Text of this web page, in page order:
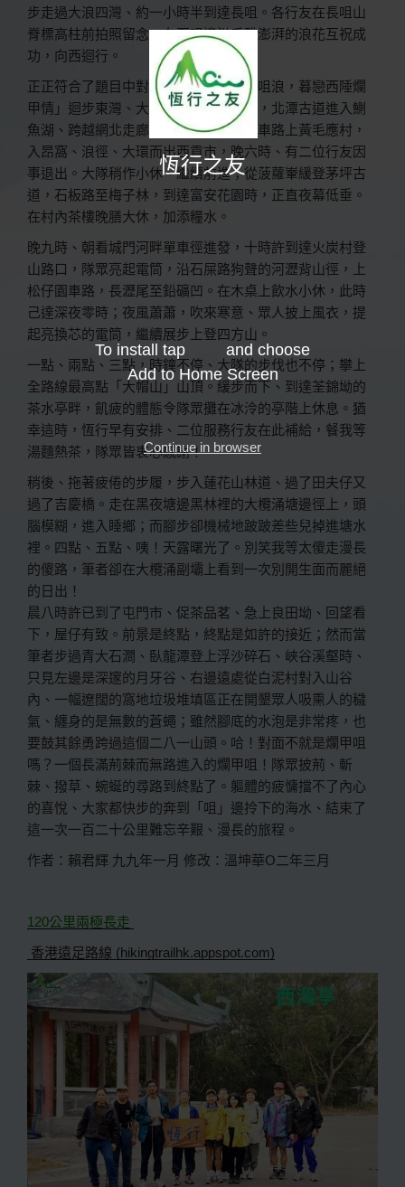
步走過大浪四灣、約一小時半到達長咀。各行友在長咀山
脊標高柱前拍照留念，在石咀邊沿手醮澎湃的浪花互祝成
功，向西迴行。
正正符合了題目中對聯；「朝賞東極長咀浪，暮戀西陲爛
甲情」迴步東灣、大灣入大浪坳、赤徑，北潭古道進入鰂
魚湖、跨越網北走廊，穿過乪笏村、沿車路上黃毛應村，
入昂窩、浪徑、大環而出西貢市，晚六時、有二位行友因
事退出。大隊稍作小休、繼續前進；從菠蘿輋緩登茅坪古
道，石板路至梅子林，到達富安花園時，正直夜幕低垂。
在村內茶樓晚膳大休，加添糧水。
晚九時、朝看城門河畔單車徑進發，十時許到達火炭村登
山路口，隊眾亮起電筒，沿石屎路狗聲的河瀝背山徑，上
松仔園車路，長瀝尾至鉛礦凹。在木桌上飲水小休，此時
己達深夜零時；夜風蕭蕭，吹來寒意、眾人披上風衣，提
起亮換芯的電筒，繼續展步上登四方山。
一點、兩點、三點，時鐘不停、大隊的步伐也不停；攀上
全路線最高點「大帽山」山頂。緩步而下、到達荃錦坳的
茶水亭畔，飢疲的體態令隊眾攤在冰泠的亭階上休息。猶
幸這時，恆行早有安排、二位服務行友在此補給，餐我等
湯麵熱茶，隊眾皆衷心感謝！
稍後、拖著疲倦的步履，步入蓮花山林道、過了田夫仔又
過了吉慶橋。走在黑夜塘邊黑林裡的大欖涌塘邊徑上，頭
腦模糊，進入睡鄉；而腳步卻機械地跛跛差些兒掉進塘水
裡。四點、五點、咦！天露曙光了。別笑我等太傻走漫長
的傻路，筆者卻在大欖涌副壩上看到一次別開生面而麗絕
的日出！
晨八時許已到了屯門市、促茶品茗、急上良田坳、回望看
下，屋仔有致。前景是終點，終點是如許的接近；然而當
筆者步過青大石澗、臥龍潭登上浮沙碎石、峽谷溪壑時、
只見左邊是深邃的月牙谷、右邊遠處從白泥村對入山谷
內、一幅遼闊的窩地垃圾堆填區正在開墾眾人吸熏人的穢
氣、纏身的是無數的蒼蠅；雖然腳底的水泡是非常疼，也
要鼓其餘勇跨過這個二八一山頭。哈！對面不就是爛甲咀
嗎？一個長滿荊棘而無路進入的爛甲咀！隊眾披荊、斬
棘、撥草、蜿蜒的尋路到終點了。軀體的疲慵擋不了內心
的喜悅、大家都快步的奔到「咀」邊拎下的海水、結束了
這一次一百二十公里難忘辛艱、漫長的旅程。
作者：賴君輝 九九年一月 修改：溫坤華O二年三月
120公里兩極長走
香港遠足路線 (hikingtrailhk.appspot.com)
恆行之友
To install tap
and choose
Add to Home Screen
Continue in browser